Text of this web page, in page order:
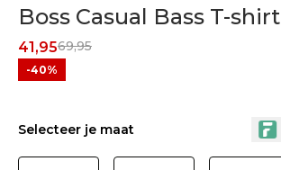
Boss Casual Bass T-shirt
69,95
41,95
-40%
Selecteer je maat